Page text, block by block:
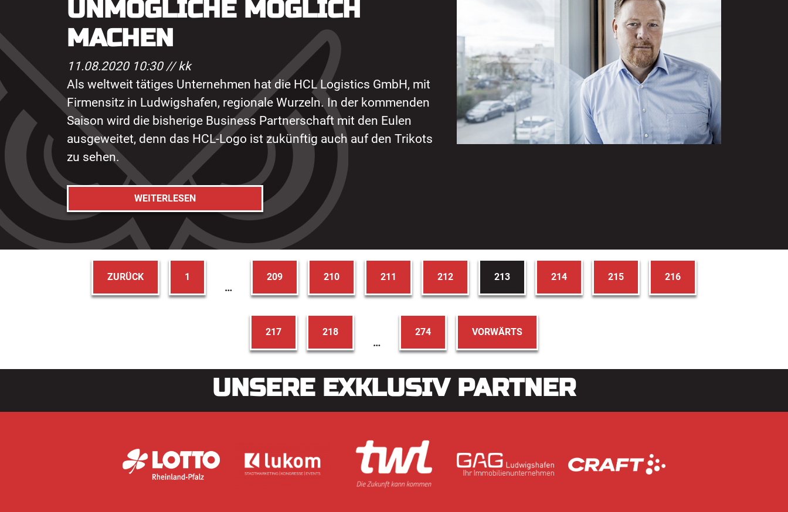
UNMÖGLICHE MÖGLICH
MACHEN
11.08.2020 10:30 //kk
Als weltweit tätiges Unternehmen hat die HCL Logistics GmbH, mit
Firmensitz in Ludwigshafen, regionale Wurzeln. In der kommenden
Saison wird die bisherige Business Partnerschaft mit den Eulen
ausgeweitet, denn das HCL-Logo ist zukünftig auch auf den Trikots
zu sehen.
WEITERLESEN
ZURÜCK 1
…
209 210 211 212 213 214 215 216
217 218
…
274 VORWÄRTS
UNSERE EXKLUSIV PARTNER